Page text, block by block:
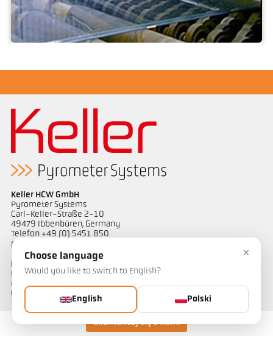
Skontaktuj się z nami
Keller HCW GmbH
Pyrometer Systems
Carl-Keller-Straße 2-10
49479 Ibbenbüren, Germany
Telefon +49 (0) 5451 850
ps@keller.de
Linki
Legal Notice
Privacy
GTC
×
Choose language
Would you like to switch to English?
English Polski